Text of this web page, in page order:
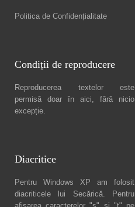
Politica de Confidențialitate
Condiții de reproducere
Reproducerea textelor este
permisă doar în aici, fără nicio
excepție.
Diacritice
Pentru Windows XP am folosit
diacriticele lui Secărică. Pentru